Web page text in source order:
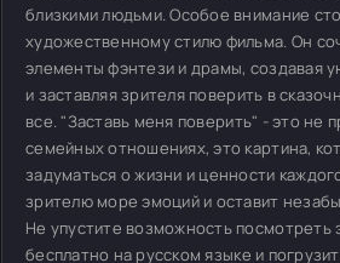
близкими людьми. Особое внимание
художественному стилю фильма. Он
элементы фэнтези и драмы, создавая
и заставляя зрителя поверить в
все. "Заставь меня поверить" - это не
семейных отношениях, это картина,
задуматься о жизни и ценности
зрителю море эмоций и оставит
Не упустите возможность посмотреть
бесплатно на русском языке и